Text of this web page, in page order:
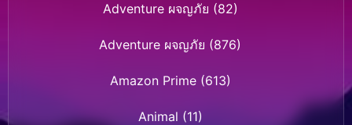
Adventure ผจญภัย (82)
Adventure ผจญภัย (876)
Amazon Prime(613)
Animal (11)